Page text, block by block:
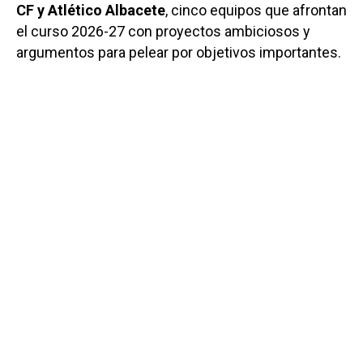
CF y Atlético Albacete, cinco equipos que afrontan
el curso 2026-27 con proyectos ambiciosos y
argumentos para pelear por objetivos importantes.